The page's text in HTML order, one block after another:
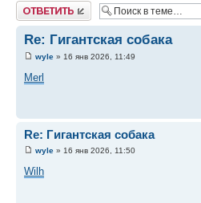
Ответить
Re: Гигантская собака
wyle » 16 янв 2026, 11:49
Merl
Re: Гигантская собака
wyle » 16 янв 2026, 11:50
Wilh